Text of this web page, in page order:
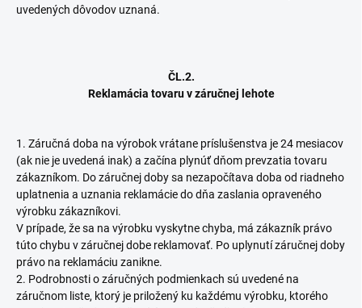
uvedených dôvodov uznaná.
ČL.2.
Reklamácia tovaru v záručnej lehote
1. Záručná doba na výrobok vrátane príslušenstva je 24 mesiacov
(ak nie je uvedená inak) a začína plynúť dňom prevzatia tovaru
zákazníkom. Do záručnej doby sa nezapočítava doba od riadneho
uplatnenia a uznania reklamácie do dňa zaslania opraveného
výrobku zákazníkovi.
V prípade, že sa na výrobku vyskytne chyba, má zákazník právo
túto chybu v záručnej dobe reklamovať. Po uplynutí záručnej doby
právo na reklamáciu zanikne.
2. Podrobnosti o záručných podmienkach sú uvedené na
záručnom liste, ktorý je priložený ku každému výrobku, ktorého